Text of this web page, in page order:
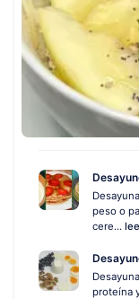
peso o
cere...
proteína